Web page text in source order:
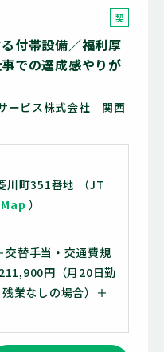
契
社
員
付帯設備／福利厚
での達成感やりが
ービス株式会社 関西
川町351番地 （JT
）
交替手当・交通費規
円（月20日勤
業なしの場合）＋